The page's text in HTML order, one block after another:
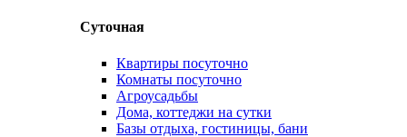
Суточная
Квартиры посуточно
Комнаты посуточно
Агроусадьбы
Дома, коттеджи на сутки
Базы отдыха, гостиницы, бани